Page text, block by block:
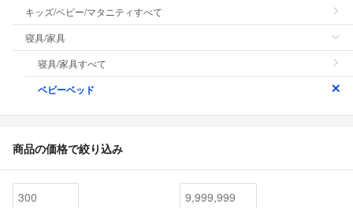
キッズ/ベビー/マタニティすべて
寝具/家具
寝具/家具すべて
ベビーベッド
商品の価格で絞り込み